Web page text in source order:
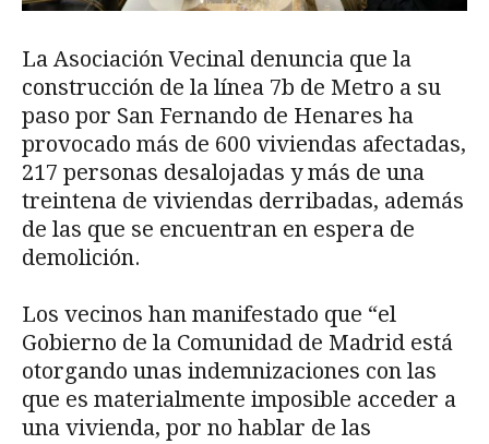
La Asociación Vecinal denuncia que la
construcción de la línea 7b de Metro a su
paso por San Fernando de Henares ha
provocado más de 600 viviendas afectadas,
217 personas desalojadas y más de una
treintena de viviendas derribadas, además
de las que se encuentran en espera de
demolición.
Los vecinos han manifestado que “el
Gobierno de la Comunidad de Madrid está
otorgando unas indemnizaciones con las
que es materialmente imposible acceder a
una vivienda, por no hablar de las